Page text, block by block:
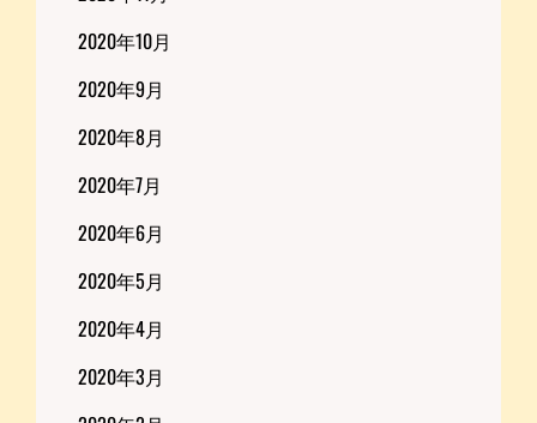
2020年10月
2020年9月
2020年8月
2020年7月
2020年6月
2020年5月
2020年4月
2020年3月